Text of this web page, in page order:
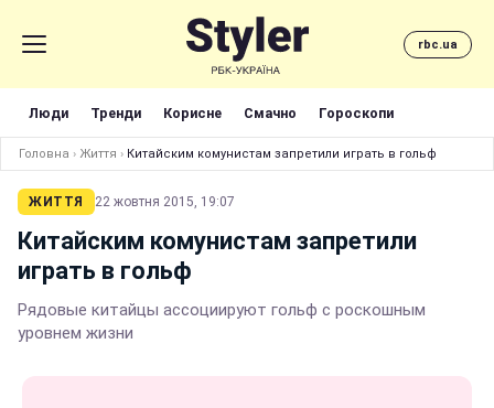
rbc.ua
Люди Тренди Корисне Смачно Гороскопи
Головна › Життя › Китайским комунистам запретили играть в гольф
ЖИТТЯ 22 жовтня 2015, 19:07
Китайским комунистам запретили
играть в гольф
Рядовые китайцы ассоциируют гольф с роскошным
уровнем жизни